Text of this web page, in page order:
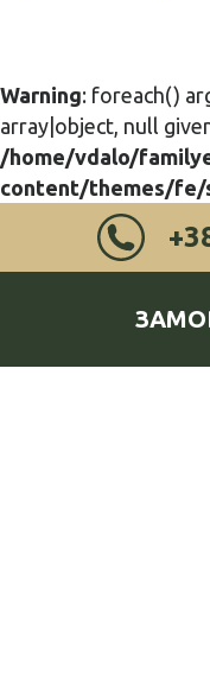
Warning: foreach()
array|object, null
/home/vdalo/
content/themes/fe/